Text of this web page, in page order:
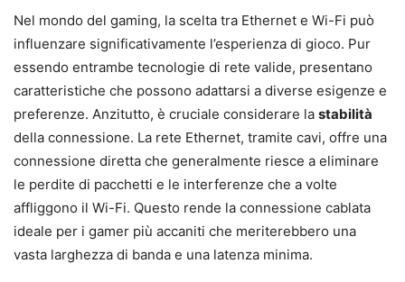
Nel mondo del gaming, la scelta tra Ethernet e Wi-Fi può
influenzare significativamente l’esperienza di gioco. Pur
essendo entrambe tecnologie di rete valide, presentano
caratteristiche che possono adattarsi a diverse esigenze e
preferenze. Anzitutto, è cruciale considerare la stabilità
della connessione. La rete Ethernet, tramite cavi, offre una
connessione diretta che generalmente riesce a eliminare
le perdite di pacchetti e le interferenze che a volte
affliggono il Wi-Fi. Questo rende la connessione cablata
ideale per i gamer più accaniti che meriterebbero una
vasta larghezza di banda e una latenza minima.